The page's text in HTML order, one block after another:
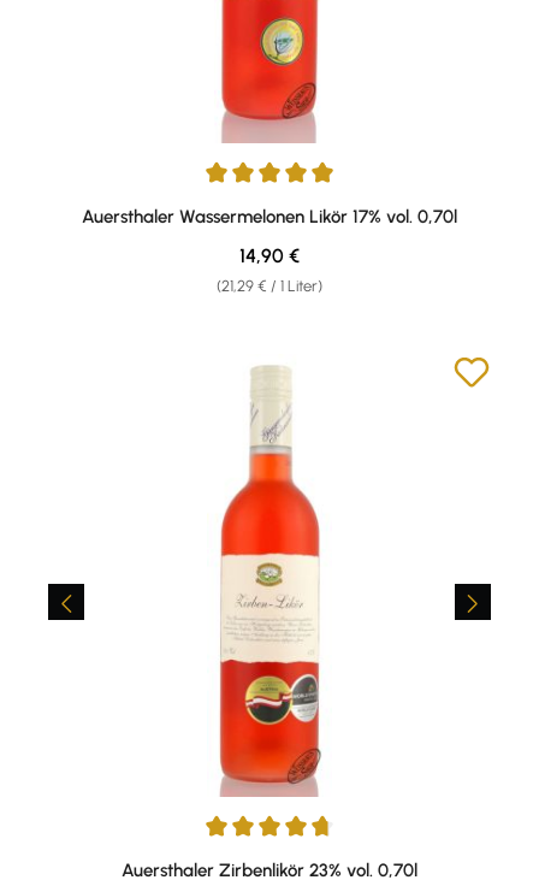
Durchschnittliche Bewertung von 5 von 5 Sternen
Auersthaler Wassermelonen Likör 17% vol. 0,70l
(21,29 € / 1 Liter)
Regulärer Preis:
14,90 €
Durchschnittliche Bewertung von 4.68 von 5 Sternen
Auersthaler Zirbenlikör 23% vol. 0,70l